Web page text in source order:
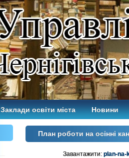
Заклади освіти міста Новини
План роботи на осінні
Завантажити:plan-na-